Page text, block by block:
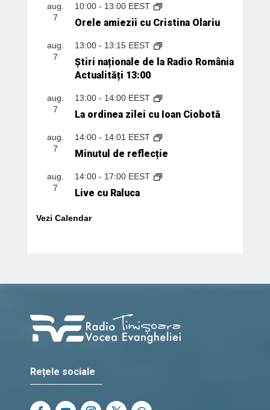
aug.
7
10:00- 13:00 EEST
Orele amiezii cu Cristina Olariu
aug.
7
13:00- 13:15 EEST
Știri naționale de la Radio România
Actualități 13:00
aug.
7
13:00- 14:00 EEST
La ordinea zilei cu Ioan Ciobotă
aug.
7
14:00- 14:01 EEST
Minutul de reflecție
aug.
7
14:00- 17:00 EEST
Live cu Raluca
Vezi Calendar
Rețele sociale